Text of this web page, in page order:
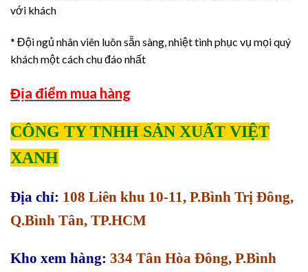
với khách
* Đội ngủ nhân viên luôn sẵn sàng, nhiệt tình phục vụ mọi quý
khách một cách chu đáo nhất
Địa điểm mua hàng
CÔNG TY TNHH SẢN XUẤT VIỆT
XANH
Địa chỉ: 108 Liên khu 10-11, P.Bình Trị Đông,
Q.Bình Tân, TP.HCM
Kho xem hàng: 334 Tân Hòa Đông, P.Bình